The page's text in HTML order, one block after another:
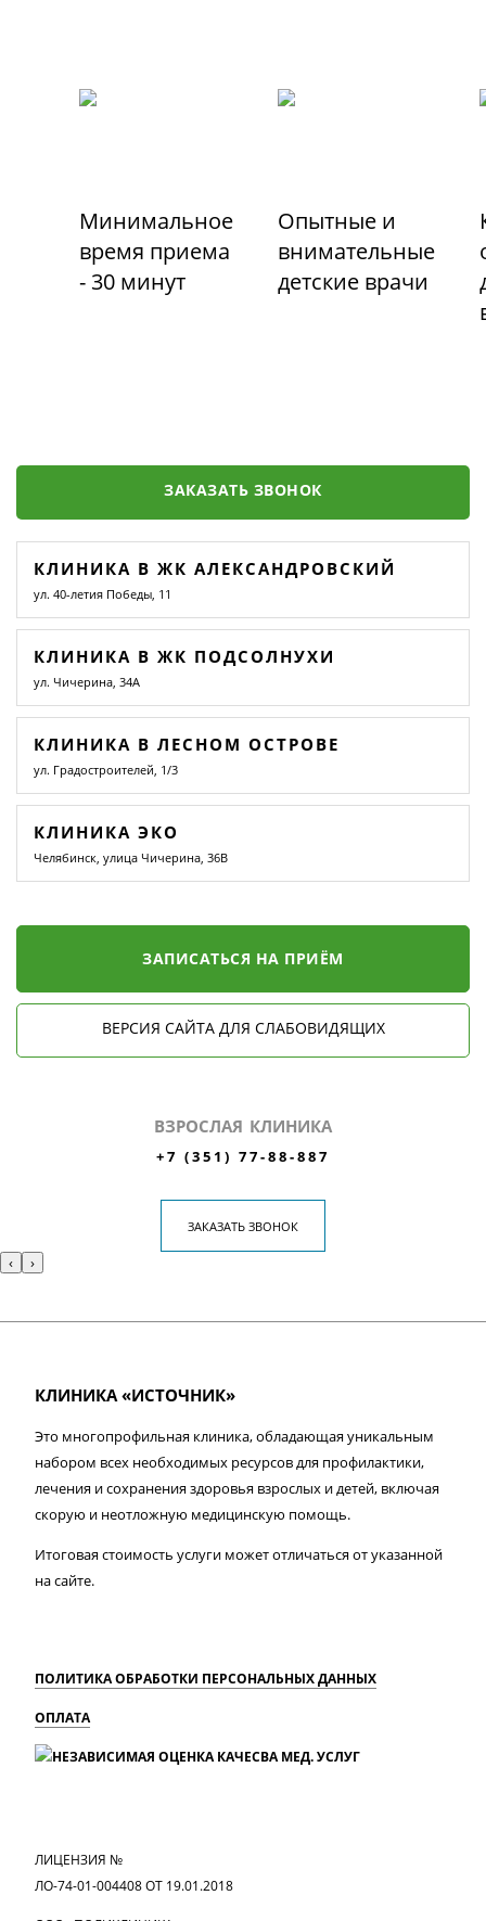
Минимальное
время приема
- 30 минут
Опытные и
внимательные
детские врачи
ЗАКАЗАТЬ ЗВОНОК
КЛИНИКА В ЖК АЛЕКСАНДРОВСКИЙ
ул. 40-летия Победы, 11
КЛИНИКА В ЖК ПОДСОЛНУХИ
ул. Чичерина, 34А
КЛИНИКА В ЛЕСНОМ ОСТРОВЕ
ул. Градостроителей, 1/3
КЛИНИКА ЭКО
Челябинск, улица Чичерина, 36В
ЗАПИСАТЬСЯ НА ПРИЁМ
ВЕРСИЯ САЙТА ДЛЯ СЛАБОВИДЯЩИХ
ВЗРОСЛАЯ КЛИНИКА
+7 (351) 77-88-887
ЗАКАЗАТЬ ЗВОНОК
‹ ›
КЛИНИКА «ИСТОЧНИК»
Это многопрофильная клиника, обладающая уникальным
набором всех необходимых ресурсов для профилактики,
лечения и сохранения здоровья взрослых и детей, включая
скорую и неотложную медицинскую помощь.
Итоговая стоимость услуги может отличаться от указанной
на сайте.
ПОЛИТИКА ОБРАБОТКИ ПЕРСОНАЛЬНЫХ ДАННЫХ
ОПЛАТА
ЛИЦЕНЗИЯ №
ЛО-74-01-004408 ОТ 19.01.2018